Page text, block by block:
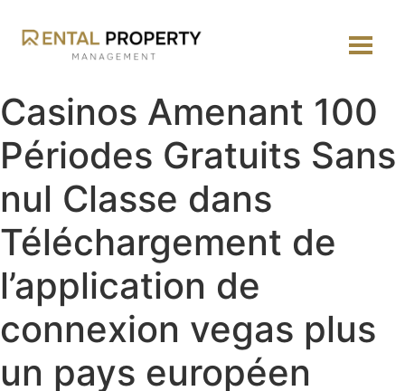
Casinos Amenant 100
Périodes Gratuits Sans
nul Classe dans
Téléchargement de
l’application de
connexion vegas plus
un pays européen